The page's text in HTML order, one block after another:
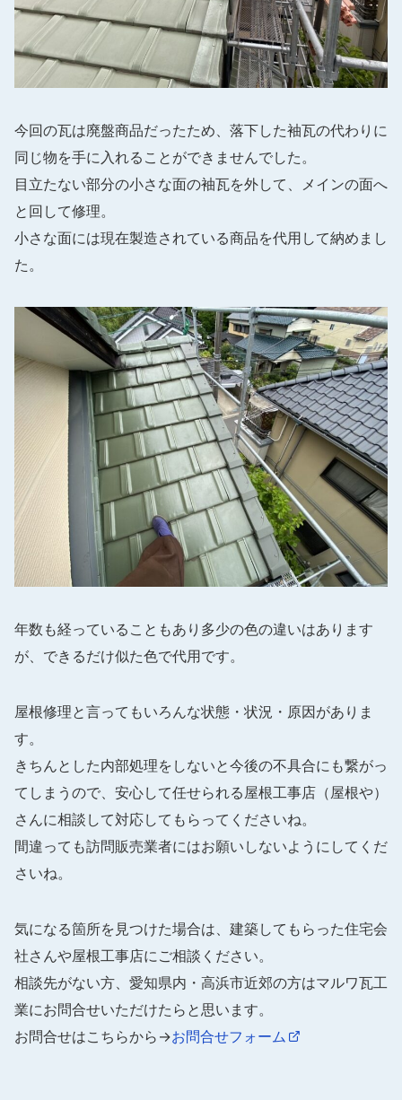
今回の瓦は廃盤商品だったため、落下した袖瓦の代わりに
同じ物を手に入れることができませんでした。
目立たない部分の小さな面の袖瓦を外して、メインの面へ
と回して修理。
小さな面には現在製造されている商品を代用して納めまし
た。
年数も経っていることもあり多少の色の違いはあります
が、できるだけ似た色で代用です。
屋根修理と言ってもいろんな状態・状況・原因がありま
す。
きちんとした内部処理をしないと今後の不具合にも繋がっ
てしまうので、安心して任せられる屋根工事店（屋根や）
さんに相談して対応してもらってくださいね。
間違っても訪問販売業者にはお願いしないようにしてくだ
さいね。
気になる箇所を見つけた場合は、建築してもらった住宅会
社さんや屋根工事店にご相談ください。
相談先がない方、愛知県内・高浜市近郊の方はマルワ瓦工
業にお問合せいただけたらと思います。
お問合せはこちらから→お問合せフォーム